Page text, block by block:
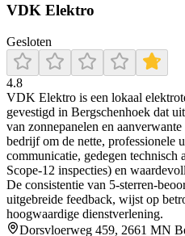
VDK Elektro
Gesloten
4.8
VDK Elektro is een lokaal
gevestigd in Bergschenhoek dat
van zonnepanelen en
bedrijf om de nette, professionele
communicatie, gedegen technisch
Scope‑12 inspecties) en
De consistentie van 5-
uitgebreide feedback, wijst op
hoogwaardige dienstverlening.
Dorsvloerweg 459, 2661 MN